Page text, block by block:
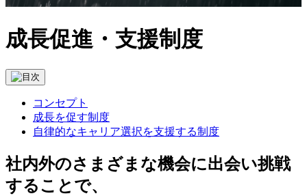
成長促進・支援制度
コンセプト
成長を促す制度
自律的なキャリア選択を支援する制度
社内外のさまざまな機会に出会い挑戦
することで、